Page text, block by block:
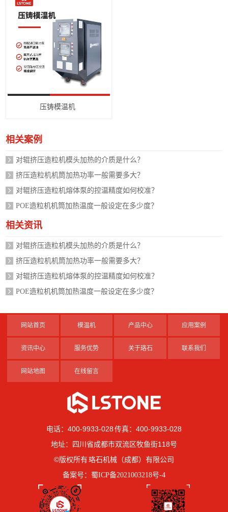
压铸模温机
相关案例
对辊挤压造粒机模头加热的介质是什么？
挤压造粒机机筒加热功率一般需要多大？
对辊挤压造粒机熔体泵的控温精度如何校准？
POE造粒机机筒加热温度一般设定在多少度？
相关资讯
对辊挤压造粒机模头加热的介质是什么？
挤压造粒机机筒加热功率一般需要多大？
对辊挤压造粒机熔体泵的控温精度如何校准？
POE造粒机机筒加热温度一般设定在多少度？
网站首页 模温机 产品中心 应用案例
资讯中心 服务优势 关于珞石 联系我们
网站地图 在线留言
电话：400-9933-028 传真：400-9933-028
地址：四川省成都市双流区牧鱼街118号
©版权所有 珞石机械（成都）有限公司
备案号： 蜀ICP备2021003218号-4